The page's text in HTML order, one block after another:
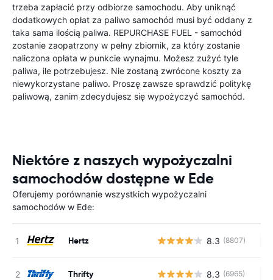
trzeba zapłacić przy odbiorze samochodu. Aby uniknąć
dodatkowych opłat za paliwo samochód musi być oddany z
taka sama ilością paliwa. REPURCHASE FUEL - samochód
zostanie zaopatrzony w pełny zbiornik, za który zostanie
naliczona opłata w punkcie wynajmu. Możesz zużyć tyle
paliwa, ile potrzebujesz. Nie zostaną zwrócone koszty za
niewykorzystane paliwo. Proszę zawsze sprawdzić politykę
paliwową, zanim zdecydujesz się wypożyczyć samochód.
Niektóre z naszych wypożyczalni
samochodów dostępne w Ede
Oferujemy porównanie wszystkich wypożyczalni
samochodów w Ede:
Hertz 8.3 (8807)
Thrifty 8.3 (6965)